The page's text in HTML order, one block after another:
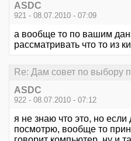
ASDC
921 - 08.07.2010 - 07:09
а вообще то по вашим
рассматривать что то из
Re: Дам совет по выбору
ASDC
922 - 08.07.2010 - 07:12
я не знаю что это, но если
посмотрю, вообще то